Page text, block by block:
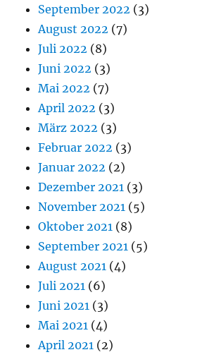
September 2022 (3)
August 2022 (7)
Juli 2022 (8)
Juni 2022 (3)
Mai 2022 (7)
April 2022 (3)
März 2022 (3)
Februar 2022 (3)
Januar 2022 (2)
Dezember 2021 (3)
November 2021 (5)
Oktober 2021 (8)
September 2021 (5)
August 2021 (4)
Juli 2021 (6)
Juni 2021 (3)
Mai 2021 (4)
April 2021 (2)